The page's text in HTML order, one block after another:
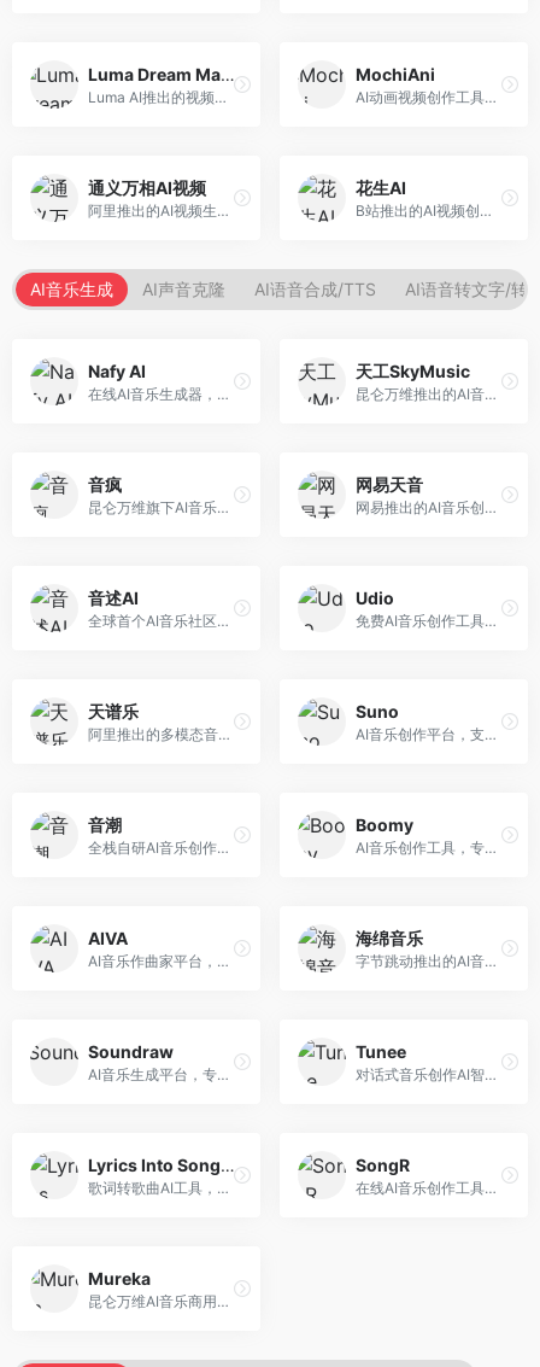
Luma Dream Machine
Luma AI推出的视频生成工具，专注于高质量视频创作。面向影视创作者和内容生产者，支持文生视频、图生视频，视频质量高，物理运动流畅自然。
MochiAni
AI动画视频创作工具，专注于动画内容生成。面向动画创作者和二次元内容生产者，支持动画风格视频生成，动画效果流畅，适合动漫内容创作。
通义万相AI视频
阿里推出的AI视频生成服务，整合图像与视频创作能力。面向电商和营销从业者，支持商品视频生成、营销视频制作等服务，商业应用场景丰富。
花生AI
B站推出的AI视频创作工具，专注于短视频内容生成。面向B站创作者，支持视频生成、视频编辑等功能，与B站平台深度整合，创作效率高。
AI音乐生成 AI声音克隆 AI语音合成/TTS AI语音转文字/转
Nafy AI
在线AI音乐生成器，专注于快速音乐创作。面向内容创作者，支持多种风格音乐生成，操作简便，生成速度快，适合快速配乐需求。
天工SkyMusic
昆仑万维推出的AI音乐创作平台，基于天工大模型。面向音乐创作者，支持歌词生成、旋律创作、音乐编曲等服务，中文音乐创作能力强。
音疯
昆仑万维旗下AI音乐创作平台，专注于音乐内容生成。面向音乐爱好者和内容创作者，提供多种风格音乐生成，操作简便，创作速度快。
网易天音
网易推出的AI音乐创作工具，支持作词、作曲与编曲。面向音乐爱好者和独立音乐人，提供歌词生成、旋律创作、编曲制作等服务，与网易云音乐生态深度整合。
音述AI
全球首个AI音乐社区平台，整合创作与分享功能。面向音乐创作者和爱好者，提供音乐创作、作品分享、社区交流等服务，社区氛围活跃。
Udio
免费AI音乐创作工具，专注于高质量音乐生成。面向音乐创作者和内容制作者，支持多种音乐风格生成，音质专业，创作自由度高，适合专业音乐制作场景。
天谱乐
阿里推出的多模态音乐生成平台，整合音频与文本理解能力。面向内容创作者，支持歌词生成、旋律创作、音乐编辑等服务，与阿里生态深度整合。
Suno
AI音乐创作平台，支持通过文字描述生成完整歌曲，包含歌词、旋律和人声。面向音乐爱好者、内容创作者和独立音乐人，操作门槛低，创作速度快，支持多种音乐风格，为音乐创作带来全新可能。
音潮
全栈自研AI音乐创作平台，支持从创作到发布的完整流程。面向独立音乐人和音乐工作室，提供作词作曲、编曲混音、音乐发布等服务，创作工具专业。
Boomy
AI音乐创作工具，专注于快速音乐生成与发布。面向音乐爱好者和业余创作者，支持一键生成原创音乐，可直接发布到音乐平台，创作门槛低。
AIVA
AI音乐作曲家平台，专注于古典和影视配乐创作。面向影视制作人和游戏开发者，提供原创音乐生成、配乐定制等服务，音乐风格专业，适合影视游戏配乐。
海绵音乐
字节跳动推出的AI音乐创作平台，支持多风格音乐生成。面向内容创作者和音乐爱好者，提供歌词创作、旋律生成、编曲制作等服务，创作效率高，适合短视频配乐。
Soundraw
AI音乐生成平台，专注于免版税音乐创作。面向视频创作者和内容制作者，提供背景音乐生成、音乐定制等服务，音乐版权清晰，适合视频配乐场景。
Tunee
对话式音乐创作AI智能体，支持自然语言交互创作。面向音乐爱好者，通过对话方式完成音乐创作，交互体验友好，创作过程直观。
Lyrics Into Song AI
歌词转歌曲AI工具，支持将歌词转化为完整歌曲。面向歌词创作者和音乐爱好者，提供歌词谱曲、编曲制作等服务，歌词音乐化效率高。
SongR
在线AI音乐创作工具，支持歌词与旋律一体化生成。面向内容创作者和音乐爱好者，提供歌词创作、旋律生成、音乐制作等服务，操作简便，创作速度快。
Mureka
昆仑万维AI音乐商用创作平台，专注于商业音乐授权。面向企业和商业用户，提供版权音乐生成、商用授权等服务，音乐版权清晰，商业应用安全。